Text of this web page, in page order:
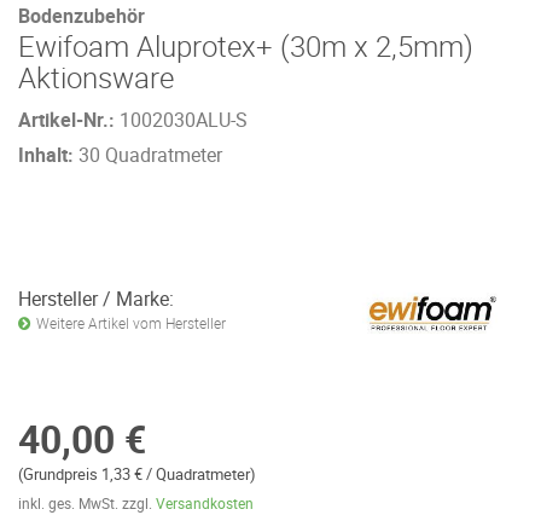
Bodenzubehör
Ewifoam Aluprotex+ (30m x 2,5mm)
Aktionsware
Artikel-Nr.: 1002030ALU-S
Inhalt: 30 Quadratmeter
Hersteller / Marke:
Weitere Artikel vom Hersteller
40,00 €
(Grundpreis 1,33 € / Quadratmeter)
inkl. ges. MwSt. zzgl. Versandkosten